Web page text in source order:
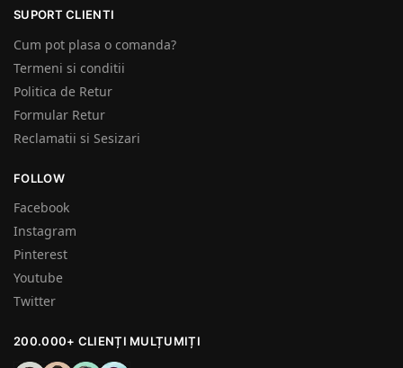
SUPORT CLIENTI
Cum pot plasa o comanda?
Termeni si conditii
Politica de Retur
Formular Retur
Reclamatii si Sesizari
FOLLOW
Facebook
Instagram
Pinterest
Youtube
Twitter
200.000+ CLIENȚI MULȚUMIȚI